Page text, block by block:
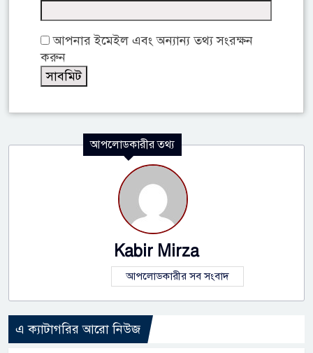
আপনার ইমেইল এবং অন্যান্য তথ্য সংরক্ষন
করুন
আপলোডকারীর তথ্য
Kabir Mirza
আপলোডকারীর সব সংবাদ
এ ক্যাটাগরির আরো নিউজ